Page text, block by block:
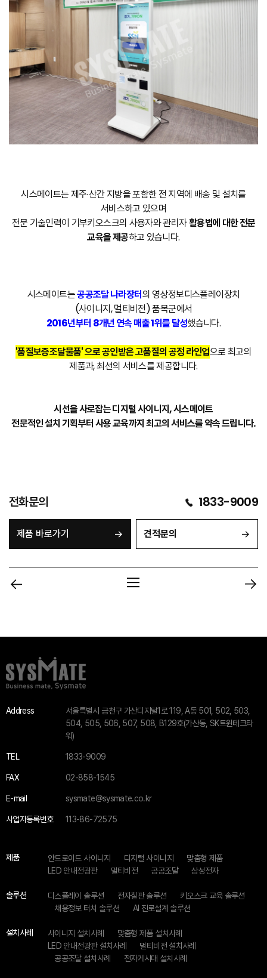
시스메이트는 제주∙산간 지방을 포함한 전 지역에 배송 및 설치를
서비스하고 있으며
전문 기술인력이 기부키오스크의 사용자와 관리자활용법에 대한 전문
교육을 제공하고 있습니다.
시스메이트는공공조달 나라장터의 영상정보디스플레이장치
(사이니지, 멀티비전) 품목군에서
2016년부터 8개년 연속 매출 1위를 달성했습니다.
'품질보증조달물품' 으로 공인받은 고품질의 공정 라인업으로 최고의
제품과, 최선의 서비스를 제공합니다.
시선을 사로잡는 디지털 사이니지, 시스메이트
전문적인 설치 기획부터 사용 교육까지 최고의 서비스를 약속 드립니다.
전화문의 1833-9009
제품 바로가기 견적문의
Address
서울특별시 금천구 가산디지털1로 119, A동 501, 502, 503,
504, 505, 506, 507, 508, B129호(가산동, SK트윈테크타
워)
TEL 1833-9009
FAX 02-858-1545
E-mail sysmate@sysmate.co.kr
사업자등록번호 113-86-72575
제품 안드로이드 사이니지 디지털 사이니지
맞춤형 제품
LED 안내전광판
멀티비전 공공조달 삼성전자
솔루션 디스플레이 솔루션 전자칠판 솔루션
키오스크 교육 솔루션
채용정보 터치 솔루션
AI 진로설계 솔루션
설치사례 사이니지 설치사례
맞춤형 제품 설치사례
LED 안내전광판 설치사례
멀티비전 설치사례
공공조달 설치사례
전자게시대 설치사례